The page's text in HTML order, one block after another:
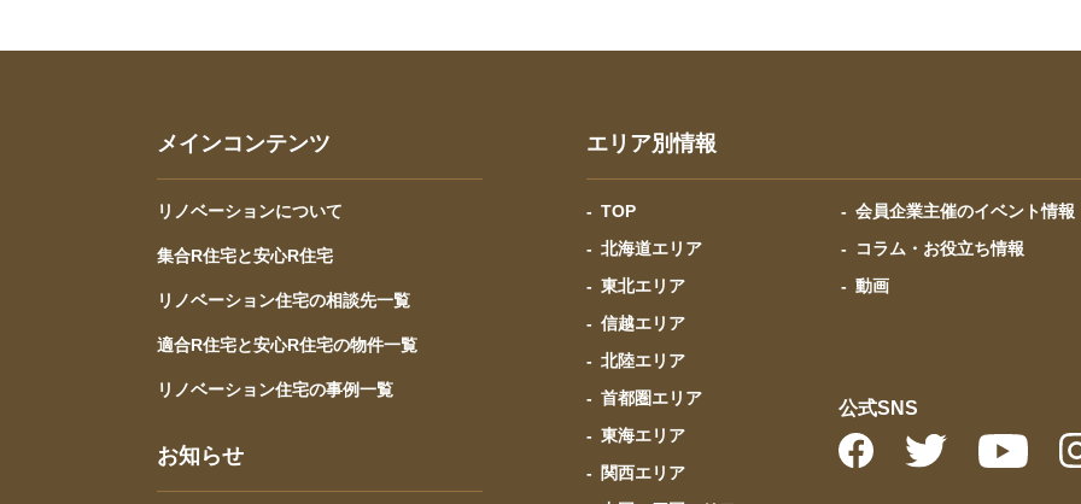
メインコンテンツ
リノベーションについて
集合R住宅と安心R住宅
リノベーション住宅の相談先一覧
適合R住宅と安心R住宅の物件一覧
リノベーション住宅の事例一覧
お知らせ
エリア別情報
TOP
北海道エリア
東北エリア
信越エリア
北陸エリア
首都圏エリア
東海エリア
関西エリア
会員企業主催のイベント情報
コラム・お役立ち情報
動画
公式SNS